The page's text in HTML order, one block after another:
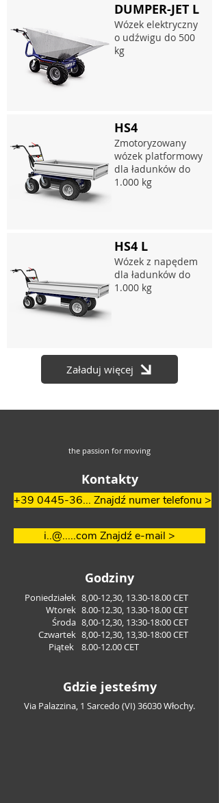
DUMPER-JET L
Wózek elektryczny
o udźwigu do 500
kg
HS4
Zmotoryzowany
wózek platformowy
dla ładunków do
1.000 kg
HS4 L
Wózek z napędem
dla ładunków do
1.000 kg
Załaduj więcej
the passion for moving
Kontakty
+39 0445-36... Znajdź numer telefonu >
i..@.....com Znajdź e-mail >
Godziny
Poniedziałek
Wtorek
Środa
Czwartek
Piątek
8,00-12,30, 13.30-18.00CET
8.00-12.30, 13.30-18.00CET
8,00-12,30, 13:30-18:00 CET
8,00-12,30, 13,30-18:00 CET
8.00-12.00CET
Gdzie jesteśmy
Via Palazzina, 1 Sarcedo (VI) 36030 Włochy.